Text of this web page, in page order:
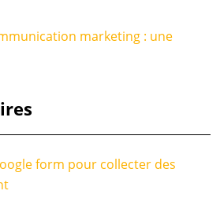
marketing : une
form pour collecter des